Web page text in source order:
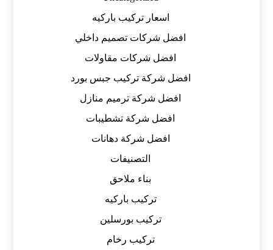
اسعار تركيب باركيه
افضل شركات تصميم داخلي
افضل شركات مقاولات
افضل شركة تركيب جبس بورد
افضل شركة ترميم منازل
افضل شركة تشطيبات
افضل شركة دهانات
التصنيفات
بناء ملاحق
تركيب باركيه
تركيب بورسلين
تركيب رخام